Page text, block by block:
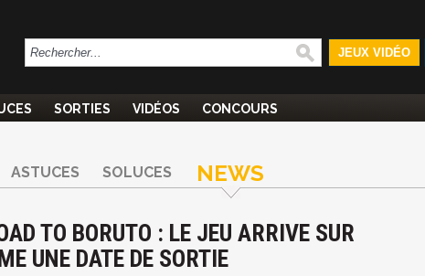
JEUX VIDÉO
SORTIES VIDÉOS CONCOURS
ASTUCES SOLUCES NEWS
TO BORUTO : LE JEU ARRIVE SUR
UNE DATE DE SORTIE